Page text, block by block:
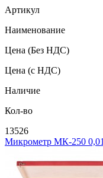
Артикул
Наименование
Цена (Без НДС)
Цена (с НДС)
Наличие
Кол-во
13526
Микрометр МК-250